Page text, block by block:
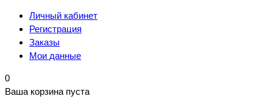
Личный кабинет
Регистрация
Заказы
Мои данные
0
Ваша корзина пуста